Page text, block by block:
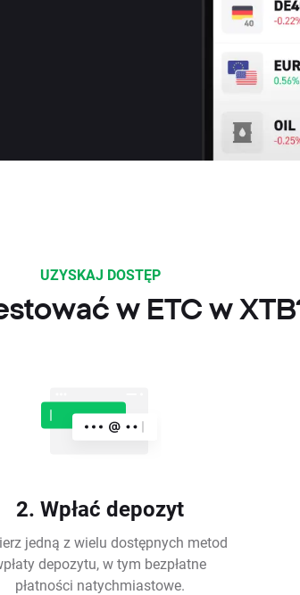
UZYSKAJ DOSTĘP
w ETC w
2. Wpłać depozyt
jedną z wielu dostępnych metod
depozytu, w tym bezpłatne
płatności natychmiastowe.